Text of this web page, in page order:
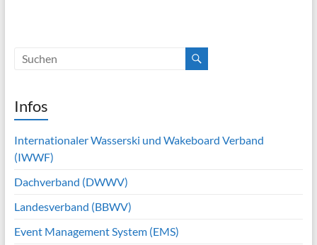
Infos
Internationaler Wasserski und Wakeboard Verband
(IWWF)
Dachverband (DWWV)
Landesverband (BBWV)
Event Management System (EMS)